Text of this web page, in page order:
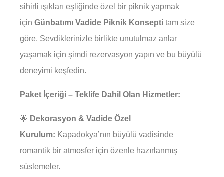
sihirli ışıkları eşliğinde özel bir piknik yapmak
için Günbatımı Vadide Piknik Konsepti tam size
göre. Sevdiklerinizle birlikte unutulmaz anlar
yaşamak için şimdi rezervasyon yapın ve bu büyülü
deneyimi keşfedin.
Paket İçeriği – Teklife Dahil Olan Hizmetler:
🌟 Dekorasyon & Vadide Özel
Kurulum: Kapadokya’nın büyülü vadisinde
romantik bir atmosfer için özenle hazırlanmış
süslemeler.